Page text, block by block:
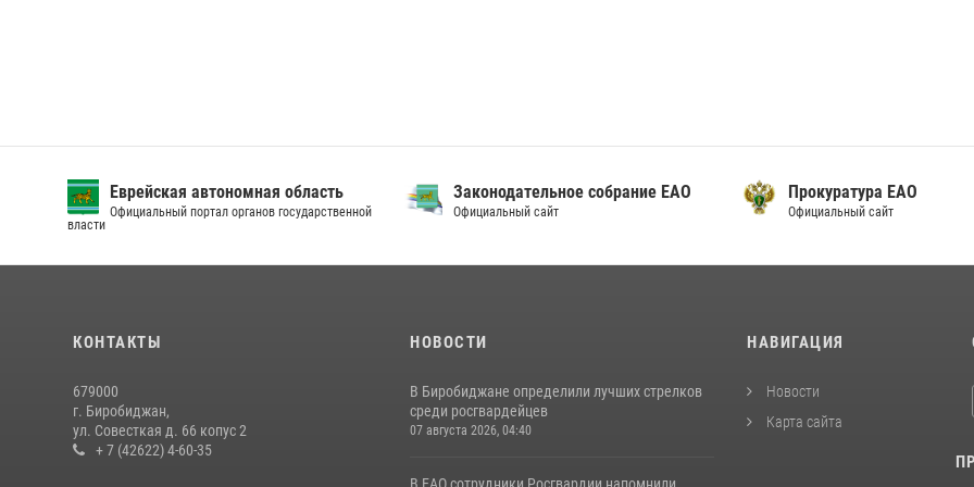
Еврейская автономная область
Официальный портал органов государственной
власти
Законодательное собрание ЕАО
Официальный сайт
Прокуратура ЕАО
Официальный сайт
КОНТАКТЫ
679000
г. Биробиджан,
ул. Совесткая д. 66 копус 2
+ 7 (42622) 4-60-35
НОВОСТИ
В Биробиджане определили лучших стрелков
среди росгвардейцев
07 августа 2026, 04:40
НАВИГАЦИЯ
Новости
Карта сайта